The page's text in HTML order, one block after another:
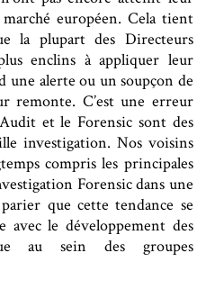
européen. Cela tient
la plupart des Directeurs
enclins à appliquer leur
une alerte ou un soupçon de
remonte. C’est une erreur
et le Forensic sont des
investigation. Nos voisins
compris les principales
Forensic dans une
que cette tendance se
avec le développement des
au sein des groupes